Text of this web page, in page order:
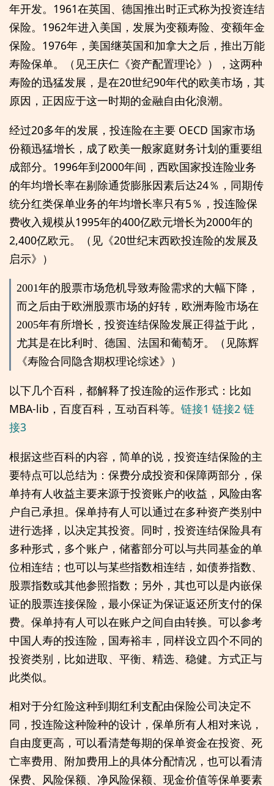
年开发。1961在英国、德国推出时正式称为投资连结
保险。1962年进入美国，发展为变额寿险、变额年金
保险。1976年，美国继英国和加拿大之后，推出万能
寿险保单。（见王庆仁《资产配置理论》），这两种
寿险的迅猛发展，是在20世纪90年代的欧美市场，其
原因，正因应于这一时期的金融自由化浪潮。
经过20多年的发展，投连险在主要 OECD 国家市场
份额迅猛增长，成了欧美一般家庭财务计划的重要组
成部分。1996年到2000年间，西欧国家投连险业务
的年均增长率在剔除通货膨胀因素后达24％，同期传
统分红类保单业务的年均增长率只有5％，投连险保
费收入规模从1995年的400亿欧元增长为2000年的
2,400亿欧元。（见《20世纪末西欧投连险的发展及
启示》）
2001年的股票市场危机导致寿险需求的大幅下降，
而之后由于欧洲股票市场的好转，欧洲寿险市场在
2005年有所增长，投资连结保险发展正得益于此，
尤其是在比利时、德国、法国和葡萄牙。（见陈辉
《寿险合同隐含期权理论综述》）
以下几个百科，都解释了投连险的运作形式：比如
MBA-lib，百度百科，互动百科等。 链接1 链接2 链
接3
根据这些百科的内容，简单的说，投资连结保险的主
要特点可以总结为：保费分成投资和保障两部分，保
单持有人收益主要来源于投资账户的收益，风险由客
户自己承担。保单持有人可以通过在多种资产类别中
进行选择，以决定其投资。同时，投资连结保险具有
多种形式，多个账户，储蓄部分可以与共同基金的单
位相连结；也可以与某些指数相连结，如债券指数、
股票指数或其他参照指数；另外，其也可以是内嵌保
证的股票连接保险，最小保证为保证返还所支付的保
费。保单持有人可以在账户之间自由转换。可以参考
中国人寿的投连险，国寿裕丰，同样设立四个不同的
投资类别，比如进取、平衡、精选、稳健。方式正与
此类似。
相对于分红险这种到期红利支配由保险公司决定不
同，投连险这种险种的设计，保单所有人相对来说，
自由度更高，可以看清楚每期的保单资金在投资、死
亡率费用、附加费用上的具体分配情况，也可以看清
保费、风险保额、净风险保额、现金价值等保单要素